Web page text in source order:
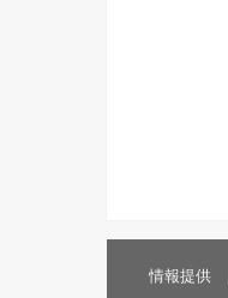
情報提供